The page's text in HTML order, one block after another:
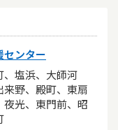
センター
、塩浜、大師河
野、殿町、東扇
光、東門前、昭